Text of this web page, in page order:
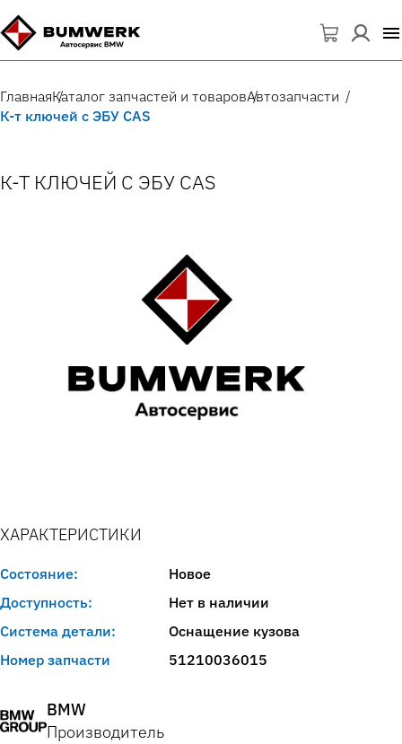
ГлавнаяКаталог запчастей и товаровАвтозапчасти
К-т ключей с ЭБУ CAS
К-Т КЛЮЧЕЙ С ЭБУ CAS
ХАРАКТЕРИСТИКИ
Состояние:
Новое
Доступность:
Нет в наличии
Система детали:
Оснащение кузова
Номер запчасти
51210036015
BMW
Производитель